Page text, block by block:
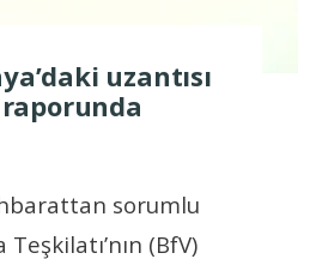
uzantısı
sorumlu
(BfV)